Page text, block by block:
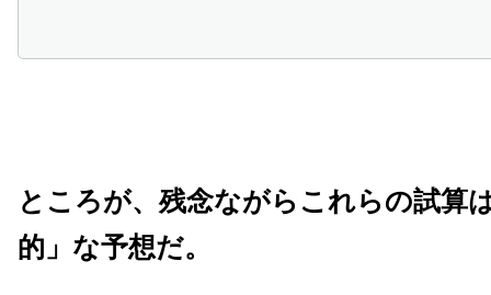
ところが、残念ながらこれらの試算
的」な予想だ。